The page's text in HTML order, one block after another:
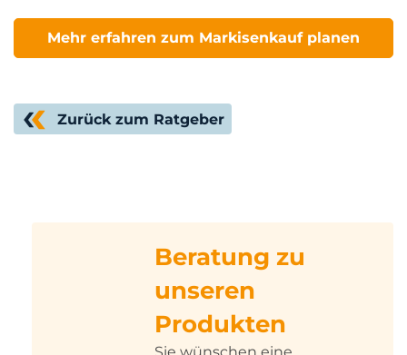
Mehr erfahren zum Markisenkauf planen
Zurück zum Ratgeber
Beratung zu
unseren
Produkten